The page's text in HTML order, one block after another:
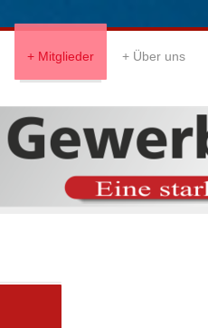
Mitglieder Über uns